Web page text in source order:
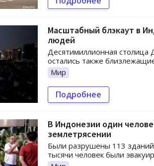
Масштабный блэкаут в
людей
Десятимиллионная столица
остались также
Мир
Подробнее
В Индонезии один
землетрясении
Были разрушены 113
тысячи человек были